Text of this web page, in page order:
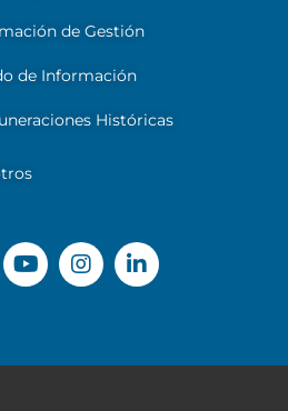
de Gestión
de Información
Históricas